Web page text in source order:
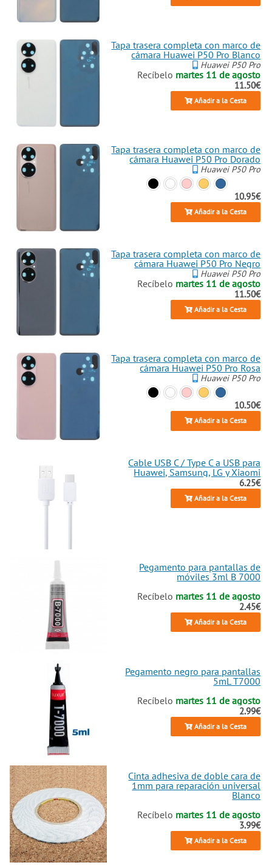
conflictivas de este dispositivo.
NuestraTapa trasera completa
con marco de cámara Huawei P50
en tonos Blue o White es ideal
para unareparaciónimpecable.
No solo vendemos piezas, sino
soluciones para que tu Huawei
momentos épicos. Explora
nuestros repuestos y haz que tu
móvil o tablet vuelva a ser el
compañero infalible – ¡compra
ahora y repara con confianza!
Tapa trasera completa con marco de
cámara Huawei P50 Pro Blanco
Huawei P50 Pro
Recíbelo martes 11 de agosto
11.50€
Añadir a la Cesta
Tapa trasera completa con marco de
cámara Huawei P50 Pro Dorado
Huawei P50 Pro
10.95€
Añadir a la Cesta
Tapa trasera completa con marco de
cámara Huawei P50 Pro Negro
Huawei P50 Pro
Recíbelo martes 11 de agosto
11.50€
Añadir a la Cesta
Tapa trasera completa con marco de
cámara Huawei P50 Pro Rosa
Huawei P50 Pro
10.50€
Añadir a la Cesta
Cable USB C / Type C a USB para
Huawei, Samsung, LG y Xiaomi
6.25€
Añadir a la Cesta
Pegamento para pantallas de
móviles 3ml B 7000
Recíbelo martes 11 de agosto
2.45€
Añadir a la Cesta
Pegamento negro para pantallas
5mL T7000
Recíbelo martes 11 de agosto
2.99€
Añadir a la Cesta
Cinta adhesiva de doble cara de
1mm para reparación universal
Blanco
Recíbelo martes 11 de agosto
3.99€
Añadir a la Cesta